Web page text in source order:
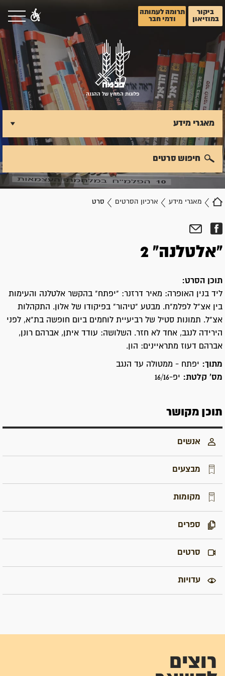
ביקור
במוזיאון
תרומה לעמותה
ודמי חבר
פלוגות המחץ של ההגנה
מאגרי מידע ארכיון הסרטים סרט
מאגרי מידע
חיפוש סרטים
"אלטלנה" 2
תוכן הסרט:
ליד בנין האופרה: מאיר דרזנר: "יפתח" בהקשר אלטלנה והעימות
בין אצ"ל לפלמ"ח. מבטע "טיהור" בפיקודו של אלון. התקהלות
אצ"ל. תמונות סטיל של רביעיית לוחמים ביום חופשה בת"א, לפני
הירידה לנגב, אחד לא חזר. השלושה: עודד איתן, אברהם רונן,
אברהם דעוז מתראיינים: הון.
מתוך: יפתח - ממטולה עד הנגב
מס' קלטת: יפ-16/16
תוכן מקושר
אנשים
מבצעים
מקומות
ספרים
סרטים
עדויות
רוצים